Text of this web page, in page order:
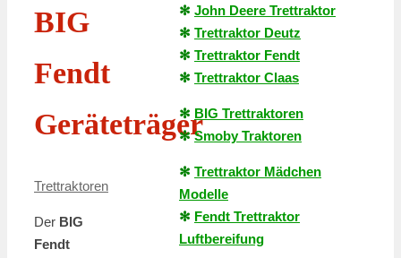
BIG
Fendt
Geräteträger
Trettraktoren
Der BIG
Fendt
✻ John Deere Trettraktor
✻ Trettraktor Deutz
✻ Trettraktor Fendt
✻ Trettraktor Claas
✻ BIG Trettraktoren
✻ Smoby Traktoren
✻ Trettraktor Mädchen
Modelle
✻ Fendt Trettraktor
Luftbereifung